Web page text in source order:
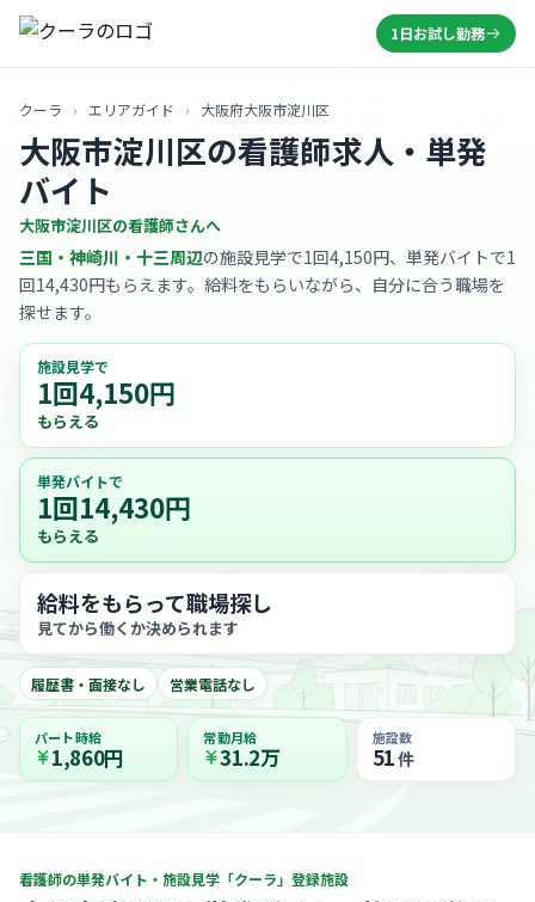
1日お試し勤務
クーラ › エリアガイド › 大阪府大阪市淀川区
大阪市淀川区の看護師求人・単発
バイト
大阪市淀川区の看護師さんへ
三国・神崎川・十三周辺の施設見学で1回4,150円、単発バイトで1
回14,430円もらえます。給料をもらいながら、自分に合う職場を
探せます。
施設見学で
1回4,150円
もらえる
単発バイトで
1回14,430円
もらえる
給料をもらって職場探し
見てから働くか決められます
履歴書・面接なし 営業電話なし
パート時給
1,860円
常勤月給
31.2万
施設数
51件
看護師の単発バイト・施設見学「クーラ」登録施設